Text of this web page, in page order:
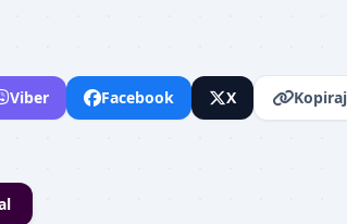
Viber Facebook X